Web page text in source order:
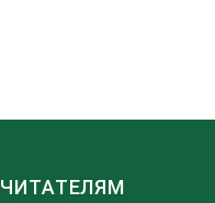
ЧИТАТЕЛЯМ